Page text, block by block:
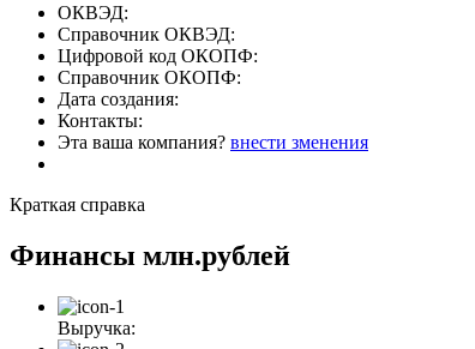
ОКВЭД:
Справочник ОКВЭД:
Цифровой код ОКОПФ:
Справочник ОКОПФ:
Дата создания:
Контакты:
Эта ваша компания? внести зменения
Краткая справка
Финансы млн.рублей
Выручка: